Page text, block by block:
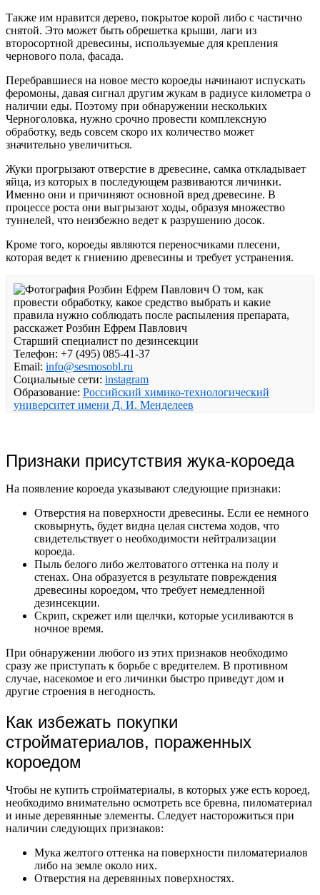
Также им нравится дерево, покрытое корой либо с частично
снятой. Это может быть обрешетка крыши, лаги из
второсортной древесины, используемые для крепления
чернового пола, фасада.
Перебравшиеся на новое место короеды начинают испускать
феромоны, давая сигнал другим жукам в радиусе километра о
наличии еды. Поэтому при обнаружении нескольких
Черноголовка, нужно срочно провести комплексную
обработку, ведь совсем скоро их количество может
значительно увеличиться.
Жуки прогрызают отверстие в древесине, самка откладывает
яйца, из которых в последующем развиваются личинки.
Именно они и причиняют основной вред древесине. В
процессе роста они выгрызают ходы, образуя множество
туннелей, что неизбежно ведет к разрушению досок.
Кроме того, короеды являются переносчиками плесени,
которая ведет к гниению древесины и требует устранения.
О том, как
провести обработку, какое средство выбрать и какие
правила нужно соблюдать после распыления препарата,
расскажет Розбин Ефрем Павлович
Старший специалист по дезинсекции
Телефон: +7 (495) 085-41-37
Email: info@sesmosobl.ru
Социальные сети: instagram
Образование: Российский химико-технологический
университет имени Д. И. Менделеев
Признаки присутствия жука-короеда
На появление короеда указывают следующие признаки:
Отверстия на поверхности древесины. Если ее немного
сковырнуть, будет видна целая система ходов, что
свидетельствует о необходимости нейтрализации
короеда.
Пыль белого либо желтоватого оттенка на полу и
стенах. Она образуется в результате повреждения
древесины короедом, что требует немедленной
дезинсекции.
Скрип, скрежет или щелчки, которые усиливаются в
ночное время.
При обнаружении любого из этих признаков необходимо
сразу же приступать к борьбе с вредителем. В противном
случае, насекомое и его личинки быстро приведут дом и
другие строения в негодность.
Как избежать покупки
стройматериалов, пораженных
короедом
Чтобы не купить стройматериалы, в которых уже есть короед,
необходимо внимательно осмотреть все бревна, пиломатериал
и иные деревянные элементы. Следует насторожиться при
наличии следующих признаков:
Мука желтого оттенка на поверхности пиломатериалов
либо на земле около них.
Отверстия на деревянных поверхностях.